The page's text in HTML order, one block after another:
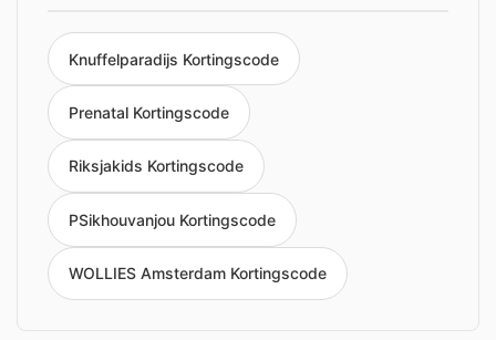
Knuffelparadijs Kortingscode
Prenatal Kortingscode
Riksjakids Kortingscode
PSikhouvanjou Kortingscode
WOLLIES Amsterdam Kortingscode